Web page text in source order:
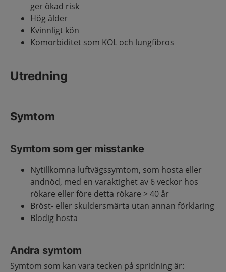
ger ökad risk
Hög ålder
Kvinnligt kön
Komorbiditet som KOL och lungfibros
Utredning
Symtom
Symtom som ger misstanke
Nytillkomna luftvägssymtom, som hosta eller
andnöd, med en varaktighet av 6 veckor hos
rökare eller före detta rökare > 40 år
Bröst- eller skuldersmärta utan annan förklaring
Blodig hosta
Andra symtom
Symtom som kan vara tecken på spridning är: